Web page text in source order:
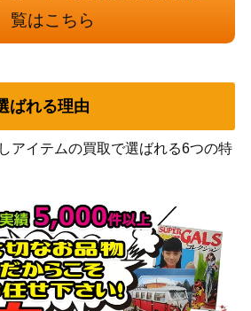
）
スカーレット＆バイオ
サン＆ムーン
（オルタージェネシ
ス）
PCGシリーズ
旧裏面（neo）
（闇、そして光へ...）
サン&ムーン
（ウルトラフォース）
900
スカーレット＆バイオ
覧はこちら
ばれる理由
アイテムの買取で選ばれる6つの特